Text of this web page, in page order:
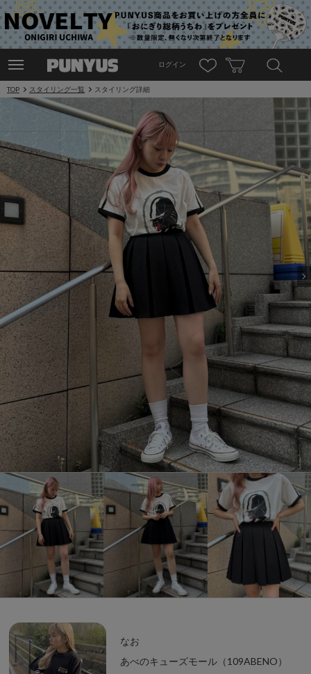
ログイン
TOP スタイリング一覧 スタイリング詳細
なお
あべのキューズモール（109ABENO）